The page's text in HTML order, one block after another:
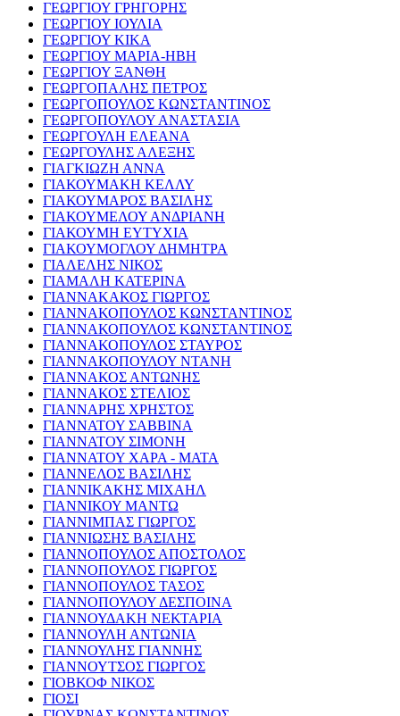
ΓΕΩΡΓΙΟΥ ΓΡΗΓΟΡΗΣ
ΓΕΩΡΓΙΟΥ ΙΟΥΛΙΑ
ΓΕΩΡΓΙΟΥ ΚΙΚΑ
ΓΕΩΡΓΙΟΥ ΜΑΡΙΑ-ΗΒΗ
ΓΕΩΡΓΙΟΥ ΞΑΝΘΗ
ΓΕΩΡΓΟΠΑΛΗΣ ΠΕΤΡΟΣ
ΓΕΩΡΓΟΠΟΥΛΟΣ ΚΩΝΣΤΑΝΤΙΝΟΣ
ΓΕΩΡΓΟΠΟΥΛΟΥ ΑΝΑΣΤΑΣΙΑ
ΓΕΩΡΓΟΥΛΗ ΕΛΕΑΝΑ
ΓΕΩΡΓΟΥΛΗΣ ΑΛΕΞΗΣ
ΓΙΑΓΚΙΩΖΗ ΑΝΝΑ
ΓΙΑΚΟΥΜΑΚΗ ΚΕΛΛΥ
ΓΙΑΚΟΥΜΑΡΟΣ ΒΑΣΙΛΗΣ
ΓΙΑΚΟΥΜΕΛΟΥ ΑΝΔΡΙΑΝΗ
ΓΙΑΚΟΥΜΗ ΕΥΤΥΧΙΑ
ΓΙΑΚΟΥΜΟΓΛΟΥ ΔΗΜΗΤΡΑ
ΓΙΑΛΕΛΗΣ ΝΙΚΟΣ
ΓΙΑΜΑΛΗ ΚΑΤΕΡΙΝΑ
ΓΙΑΝΝΑΚΑΚΟΣ ΓΙΩΡΓΟΣ
ΓΙΑΝΝΑΚΟΠΟΥΛΟΣ ΚΩΝΣΤΑΝΤΙΝΟΣ
ΓΙΑΝΝΑΚΟΠΟΥΛΟΣ ΚΩΝΣΤΑΝΤΙΝΟΣ
ΓΙΑΝΝΑΚΟΠΟΥΛΟΣ ΣΤΑΥΡΟΣ
ΓΙΑΝΝΑΚΟΠΟΥΛΟΥ ΝΤΑΝΗ
ΓΙΑΝΝΑΚΟΣ ΑΝΤΩΝΗΣ
ΓΙΑΝΝΑΚΟΣ ΣΤΕΛΙΟΣ
ΓΙΑΝΝΑΡΗΣ ΧΡΗΣΤΟΣ
ΓΙΑΝΝΑΤΟΥ ΣΑΒΒΙΝΑ
ΓΙΑΝΝΑΤΟΥ ΣΙΜΟΝΗ
ΓΙΑΝΝΑΤΟΥ ΧΑΡΑ - ΜΑΤΑ
ΓΙΑΝΝΕΛΟΣ ΒΑΣΙΛΗΣ
ΓΙΑΝΝΙΚΑΚΗΣ ΜΙΧΑΗΛ
ΓΙΑΝΝΙΚΟΥ ΜΑΝΤΩ
ΓΙΑΝΝΙΜΠΑΣ ΓΙΩΡΓΟΣ
ΓΙΑΝΝΙΩΣΗΣ ΒΑΣΙΛΗΣ
ΓΙΑΝΝΟΠΟΥΛΟΣ ΑΠΟΣΤΟΛΟΣ
ΓΙΑΝΝΟΠΟΥΛΟΣ ΓΙΩΡΓΟΣ
ΓΙΑΝΝΟΠΟΥΛΟΣ ΤΑΣΟΣ
ΓΙΑΝΝΟΠΟΥΛΟΥ ΔΕΣΠΟΙΝΑ
ΓΙΑΝΝΟΥΔΑΚΗ ΝΕΚΤΑΡΙΑ
ΓΙΑΝΝΟΥΛΗ ΑΝΤΩΝΙΑ
ΓΙΑΝΝΟΥΛΗΣ ΓΙΑΝΝΗΣ
ΓΙΑΝΝΟΥΤΣΟΣ ΓΙΩΡΓΟΣ
ΓΙΟΒΚΟΦ ΝΙΚΟΣ
ΓΙΟΣΙ